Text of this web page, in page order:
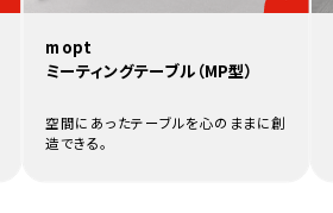
mopt
ミーティングテーブル（MP型）
空間にあったテーブルを心のままに創
造できる。